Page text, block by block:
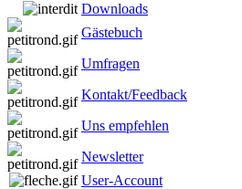
Downloads
Gästebuch
Umfragen
Kontakt/Feedback
Uns empfehlen
Newsletter
User-Account